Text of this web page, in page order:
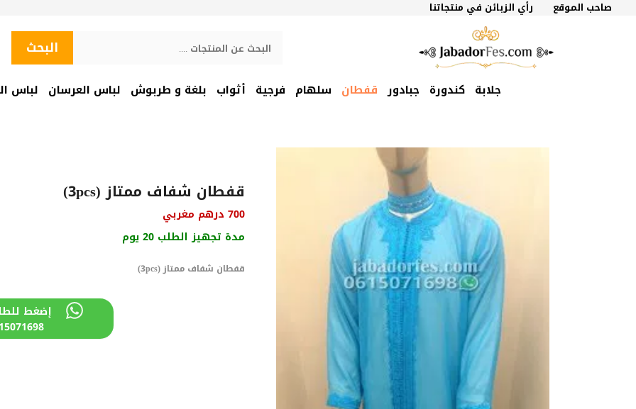
انتقلصاحب الموقع رأي الزبائن في منتجاتنا
البحث
جلابة كندورة جبادور قفطان سلهام فرجية أثواب بلغة و طربوش لباس العرسان لباس
قفطان شفاف ممتاز (3pcs)
860 درهم
700 درهم مغربي السعر
الحالي
هو:
700 درهم
مغربي.
مدة تجهيز الطلب 20 يوم
قفطان شفاف ممتاز (3pcs)
إضغط